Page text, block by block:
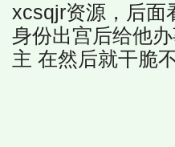
xcsqjr资源，后面
身份出宫后给他
主 在然后就干脆